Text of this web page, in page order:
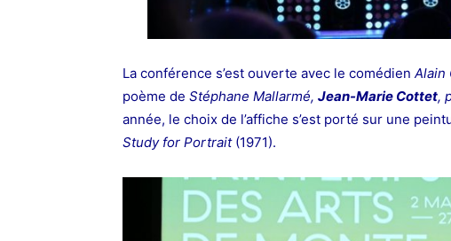
La conférence s’est ouverte avec le comédien Alain
poème de Stéphane Mallarmé, Jean-Marie Cottet,
année, le choix de l’affiche s’est porté sur une
Study for Portrait(1971).